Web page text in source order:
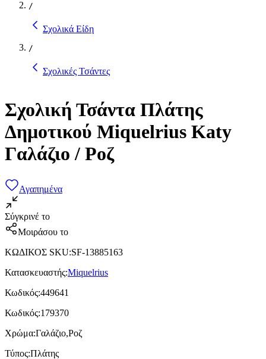
/
Σχολικά Είδη
/
Σχολικές Τσάντες
Σχολική Τσάντα Πλάτης
Δημοτικού Miquelrius Katy
Γαλάζιο / Ροζ
Αγαπημένα
Σύγκρινέ το
Μοιράσου το
ΚΩΔΙΚΟΣ SKU:SF-13885163
Κατασκευαστής:Miquelrius
Κωδικός:449641
Κωδικός:179370
Χρώμα:Γαλάζιο,Ροζ
Τύπος:Πλάτης